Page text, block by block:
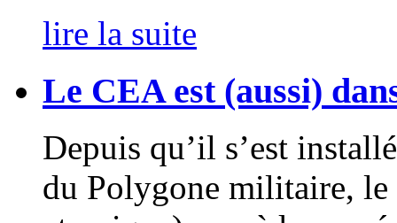
lire la suite
Le CEA est (aussi)
Depuis qu’il s’est
du Polygone militaire, le